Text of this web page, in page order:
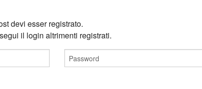
devi esser registrato.
il login altrimenti registrati.